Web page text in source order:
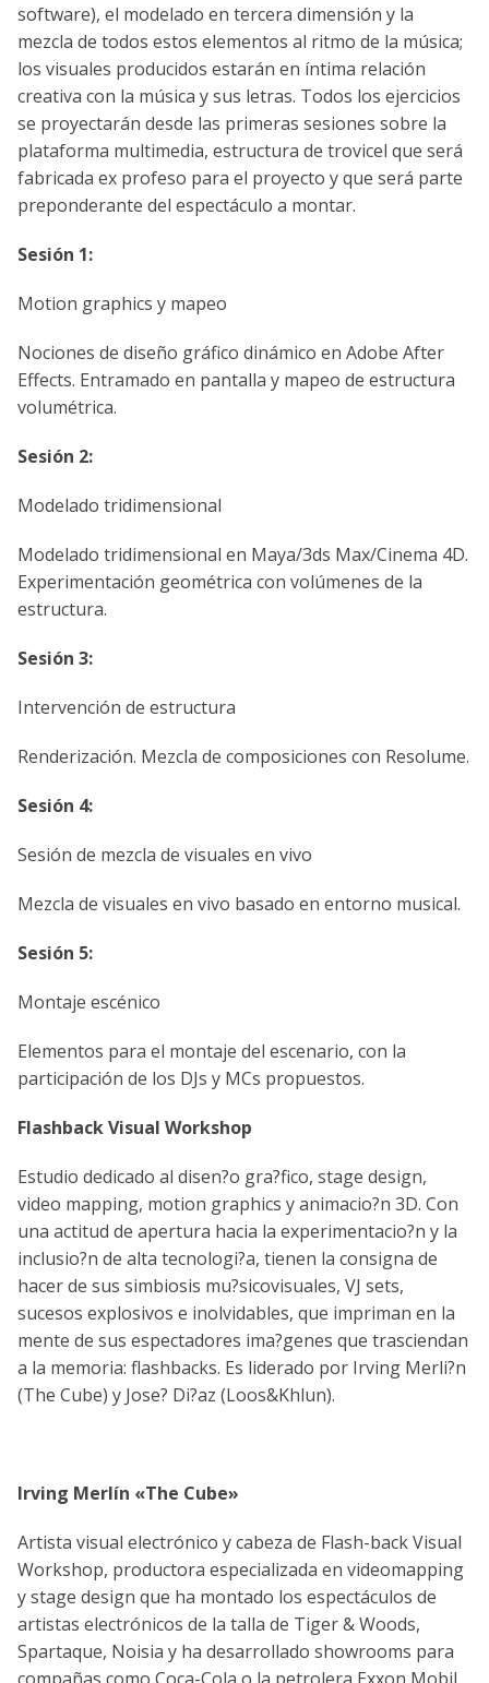
software), el modelado en tercera dimensión y la
mezcla de todos estos elementos al ritmo de la música;
los visuales producidos estarán en íntima relación
creativa con la música y sus letras. Todos los ejercicios
se proyectarán desde las primeras sesiones sobre la
plataforma multimedia, estructura de trovicel que será
fabricada ex profeso para el proyecto y que será parte
preponderante del espectáculo a montar.
Sesión 1:
Motion graphics y mapeo
Nociones de diseño gráfico dinámico en Adobe After
Effects. Entramado en pantalla y mapeo de estructura
volumétrica.
Sesión 2:
Modelado tridimensional
Modelado tridimensional en Maya/3ds Max/Cinema 4D.
Experimentación geométrica con volúmenes de la
estructura.
Sesión 3:
Intervención de estructura
Renderización. Mezcla de composiciones con Resolume.
Sesión 4:
Sesión de mezcla de visuales en vivo
Mezcla de visuales en vivo basado en entorno musical.
Sesión 5:
Montaje escénico
Elementos para el montaje del escenario, con la
participación de los DJs y MCs propuestos.
Flashback Visual Workshop
Estudio dedicado al disen?o gra?fico, stage design,
video mapping, motion graphics y animacio?n 3D. Con
una actitud de apertura hacia la experimentacio?n y la
inclusio?n de alta tecnologi?a, tienen la consigna de
hacer de sus simbiosis mu?sico­visuales, VJ sets,
sucesos explosivos e inolvidables, que impriman en la
mente de sus espectadores ima?genes que trasciendan
a la memoria: flashbacks. Es liderado por Irving Merli?n
(The Cube) y Jose? Di?az (Loos&Khlun).
Irving Merlín «The Cube»
Artista visual electrónico y cabeza de Flash-back Visual
Workshop, productora especializada en videomapping
y stage design que ha montado los espectáculos de
artistas electrónicos de la talla de Tiger & Woods,
Spartaque, Noisia y ha desarrollado showrooms para
compañas como Coca-Cola o la petrolera Exxon Mobil.